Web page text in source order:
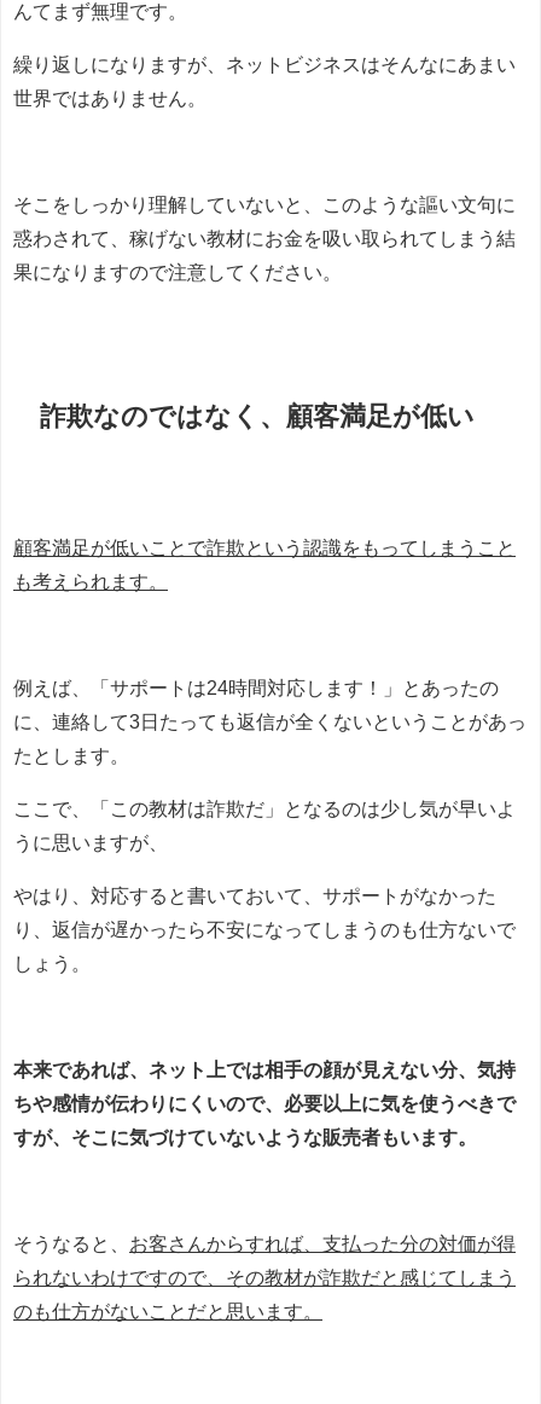
んてまず無理です。
繰り返しになりますが、ネットビジネスはそんなにあまい
世界ではありません。
そこをしっかり理解していないと、このような謳い文句に
惑わされて、稼げない教材にお金を吸い取られてしまう結
果になりますので注意してください。
詐欺なのではなく、顧客満足が低い
顧客満足が低いことで詐欺という認識をもってしまうこと
も考えられます。
例えば、「サポートは24時間対応します！」とあったの
に、連絡して3日たっても返信が全くないということがあっ
たとします。
ここで、「この教材は詐欺だ」となるのは少し気が早いよ
うに思いますが、
やはり、対応すると書いておいて、サポートがなかった
り、返信が遅かったら不安になってしまうのも仕方ないで
しょう。
本来であれば、ネット上では相手の顔が見えない分、気持
ちや感情が伝わりにくいので、必要以上に気を使うべきで
すが、そこに気づけていないような販売者もいます。
そうなると、
お客さんからすれば、支払った分の対価が得
られないわけですので、その教材が詐欺だと感じてしまう
のも仕方がないことだと思います。